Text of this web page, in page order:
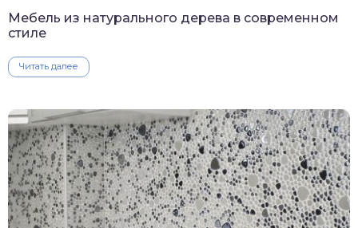
Мебель из натурального дерева в современном
стиле
Читать далее